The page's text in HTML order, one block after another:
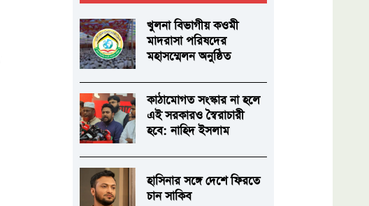
খুলনা বিভাগীয় কওমী
মাদরাসা পরিষদের
মহাসম্মেলন অনুষ্ঠিত
কাঠামোগত সংস্কার না হলে
এই সরকারও স্বৈরাচারী
হবে: নাহিদ ইসলাম
হাসিনার সঙ্গে দেশে ফিরতে
চান সাকিব